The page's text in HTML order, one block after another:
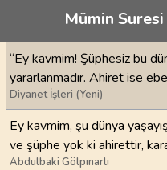
Mümin
“Ey kavmim! Şüphesiz bu
yararlanmadır. Ahiret ise
Diyanet İşleri (Yeni)
Ey kavmim, şu dünya
ve şüphe yok ki ahirettir,
Abdulbaki Gölpınarlı